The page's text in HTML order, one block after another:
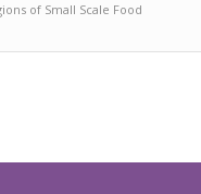
of Small Scale Food